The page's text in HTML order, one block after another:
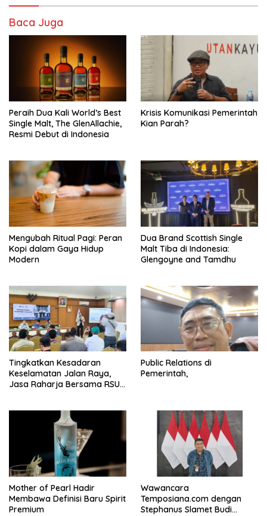
Baca Juga
Peraih Dua Kali World’s Best
Single Malt, The GlenAllachie,
Resmi Debut di Indonesia
Krisis Komunikasi Pemerintah
Kian Parah?
Mengubah Ritual Pagi: Peran
Kopi dalam Gaya Hidup
Modern
Dua Brand Scottish Single
Malt Tiba di Indonesia:
Glengoyne and Tamdhu
Tingkatkan Kesadaran
Keselamatan Jalan Raya,
Jasa Raharja Bersama RSU
Komprehensif di Jagakarsa
Public Relations di
Pemerintah,
Mother of Pearl Hadir
Membawa Definisi Baru Spirit
Premium
Wawancara
Temposiana.com dengan
Stephanus Slamet Budi